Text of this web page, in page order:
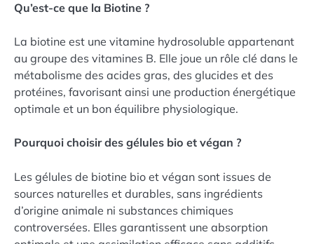
Qu’est-ce que la Biotine ?
La biotine est une vitamine hydrosoluble appartenant
au groupe des vitamines B. Elle joue un rôle clé dans le
métabolisme des acides gras, des glucides et des
protéines, favorisant ainsi une production énergétique
optimale et un bon équilibre physiologique.
Pourquoi choisir des gélules bio et végan ?
Les gélules de biotine bio et végan sont issues de
sources naturelles et durables, sans ingrédients
d’origine animale ni substances chimiques
controversées. Elles garantissent une absorption